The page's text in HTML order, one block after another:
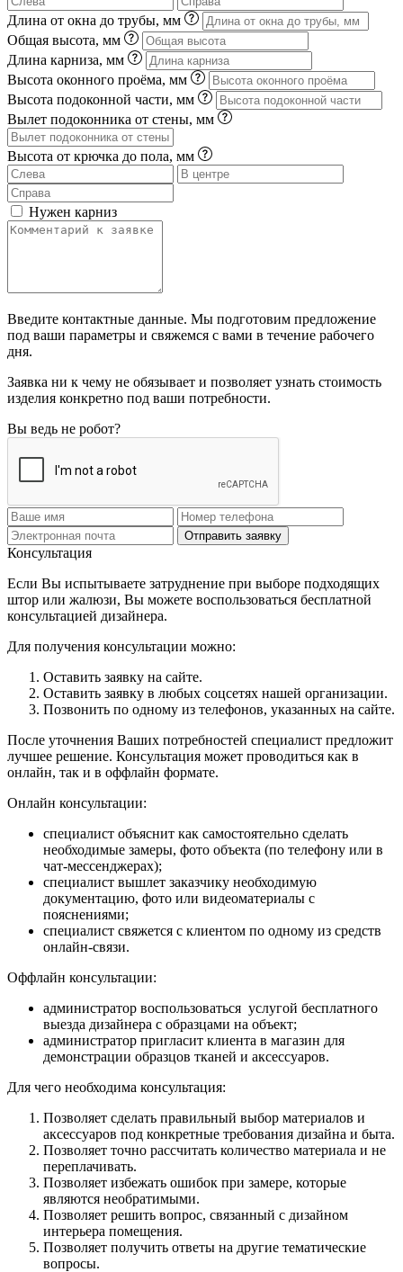
Длина от окна до трубы, мм
Общая высота, мм
Длина карниза, мм
Высота оконного проёма, мм
Высота подоконной части, мм
Вылет подоконника от стены, мм
Высота от крючка до пола, мм
Нужен карниз
Введите контактные данные. Мы подготовим предложение
под ваши параметры и свяжемся с вами в течение рабочего
дня.
Заявка ни к чему не обязывает и позволяет узнать стоимость
изделия конкретно под ваши потребности.
Вы ведь не робот?
Отправить заявку
Консультация
Если Вы испытываете затруднение при выборе подходящих
штор или жалюзи, Вы можете воспользоваться бесплатной
консультацией дизайнера.
Для получения консультации можно:
Оставить заявку на сайте.
Оставить заявку в любых соцсетях нашей организации.
Позвонить по одному из телефонов, указанных на сайте.
После уточнения Ваших потребностей специалист предложит
лучшее решение. Консультация может проводиться как в
онлайн, так и в оффлайн формате.
Онлайн консультации:
специалист объяснит как самостоятельно сделать
необходимые замеры, фото объекта (по телефону или в
чат-мессенджерах);
специалист вышлет заказчику необходимую
документацию, фото или видеоматериалы с
пояснениями;
специалист свяжется с клиентом по одному из средств
онлайн-связи.
Оффлайн консультации:
администратор воспользоваться услугой бесплатного
выезда дизайнера с образцами на объект;
администратор пригласит клиента в магазин для
демонстрации образцов тканей и аксессуаров.
Для чего необходима консультация:
Позволяет сделать правильный выбор материалов и
аксессуаров под конкретные требования дизайна и быта.
Позволяет точно рассчитать количество материала и не
переплачивать.
Позволяет избежать ошибок при замере, которые
являются необратимыми.
Позволяет решить вопрос, связанный с дизайном
интерьера помещения.
Позволяет получить ответы на другие тематические
вопросы.